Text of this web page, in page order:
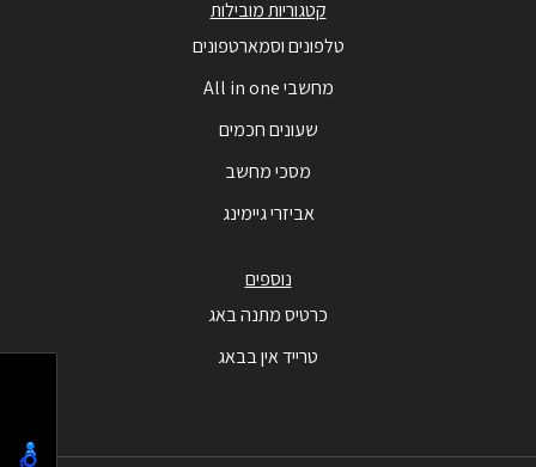
קטגוריות מובילות
טלפונים וסמארטפונים
מחשבי All in one
שעונים חכמים
מסכי מחשב
אביזרי גיימינג
נוספים
כרטיס מתנה באג
טרייד אין בבאג